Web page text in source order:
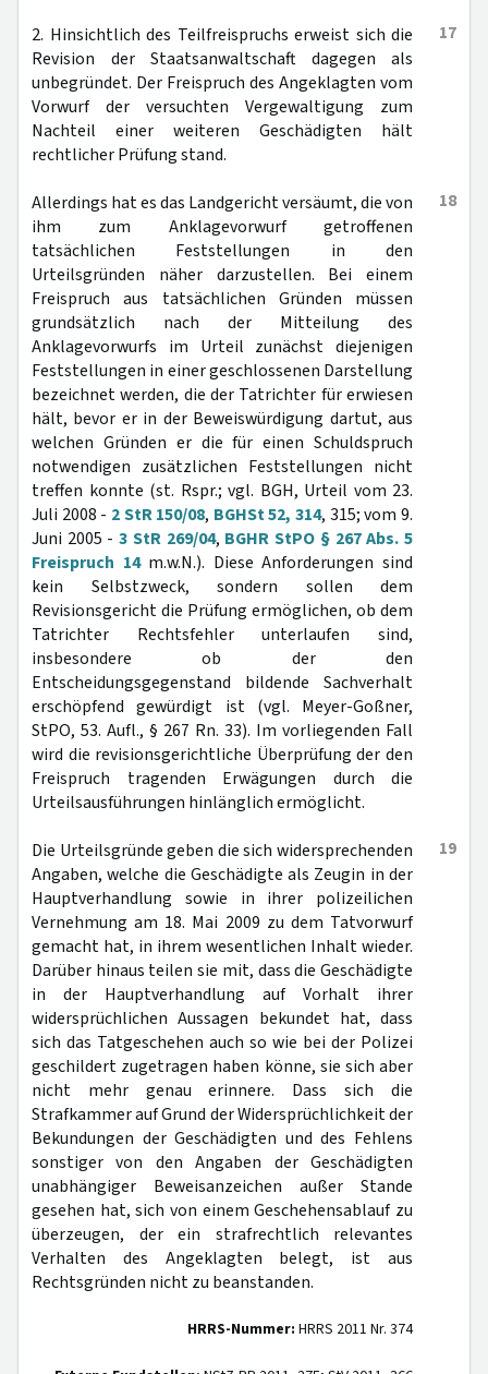
17
2. Hinsichtlich des Teilfreispruchs erweist sich die
Revision der Staatsanwaltschaft dagegen als
unbegründet. Der Freispruch des Angeklagten vom
Vorwurf der versuchten Vergewaltigung zum
Nachteil einer weiteren Geschädigten hält
rechtlicher Prüfung stand.
18
Allerdings hat es das Landgericht versäumt, die von
ihm zum Anklagevorwurf getroffenen
tatsächlichen Feststellungen in den
Urteilsgründen näher darzustellen. Bei einem
Freispruch aus tatsächlichen Gründen müssen
grundsätzlich nach der Mitteilung des
Anklagevorwurfs im Urteil zunächst diejenigen
Feststellungen in einer geschlossenen Darstellung
bezeichnet werden, die der Tatrichter für erwiesen
hält, bevor er in der Beweiswürdigung dartut, aus
welchen Gründen er die für einen Schuldspruch
notwendigen zusätzlichen Feststellungen nicht
treffen konnte (st. Rspr.; vgl. BGH, Urteil vom 23.
Juli 2008 - 2 StR 150/08, BGHSt 52, 314, 315; vom 9.
Juni 2005 -3 StR 269/04, BGHR StPO § 267 Abs. 5
Freispruch 14m.w.N.). Diese Anforderungen sind
kein Selbstzweck, sondern sollen dem
Revisionsgericht die Prüfung ermöglichen, ob dem
Tatrichter Rechtsfehler unterlaufen sind,
insbesondere ob der den
Entscheidungsgegenstand bildende Sachverhalt
erschöpfend gewürdigt ist (vgl. Meyer-Goßner,
StPO, 53. Aufl., § 267 Rn. 33). Im vorliegenden Fall
wird die revisionsgerichtliche Überprüfung der den
Freispruch tragenden Erwägungen durch die
Urteilsausführungen hinlänglich ermöglicht.
19
Die Urteilsgründe geben die sich widersprechenden
Angaben, welche die Geschädigte als Zeugin in der
Hauptverhandlung sowie in ihrer polizeilichen
Vernehmung am 18. Mai 2009 zu dem Tatvorwurf
gemacht hat, in ihrem wesentlichen Inhalt wieder.
Darüber hinaus teilen sie mit, dass die Geschädigte
in der Hauptverhandlung auf Vorhalt ihrer
widersprüchlichen Aussagen bekundet hat, dass
sich das Tatgeschehen auch so wie bei der Polizei
geschildert zugetragen haben könne, sie sich aber
nicht mehr genau erinnere. Dass sich die
Strafkammer auf Grund der Widersprüchlichkeit der
Bekundungen der Geschädigten und des Fehlens
sonstiger von den Angaben der Geschädigten
unabhängiger Beweisanzeichen außer Stande
gesehen hat, sich von einem Geschehensablauf zu
überzeugen, der ein strafrechtlich relevantes
Verhalten des Angeklagten belegt, ist aus
Rechtsgründen nicht zu beanstanden.
HRRS-Nummer: HRRS 2011 Nr. 374